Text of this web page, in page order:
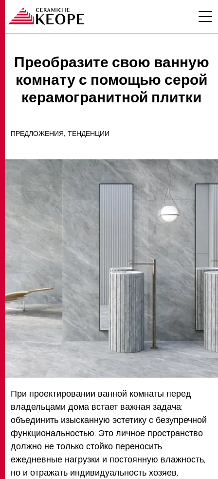
ПРОЕКТЫ
MAGAZINE
КОНТАКТЫ
MATCH APP
ПОИСК
ЗАПРЕТНАЯ ЗОНА
Преобразите свою ванную
комнату с помощью серой
керамогранитной плитки
ПРЕДЛОЖЕНИЯ, ТЕНДЕНЦИИ
При проектировании ванной комнаты перед
владельцами дома встает важная задача:
объединить изысканную эстетику с безупречной
функциональностью. Это личное пространство
должно не только стойко переносить
ежедневные нагрузки и постоянную влажность,
но и отражать индивидуальность хозяев,